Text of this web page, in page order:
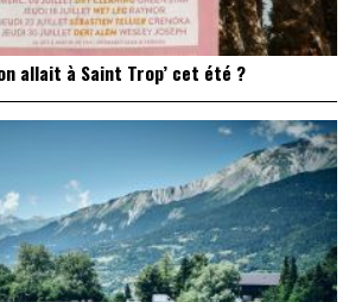
allait à Saint Trop’ cet été ?